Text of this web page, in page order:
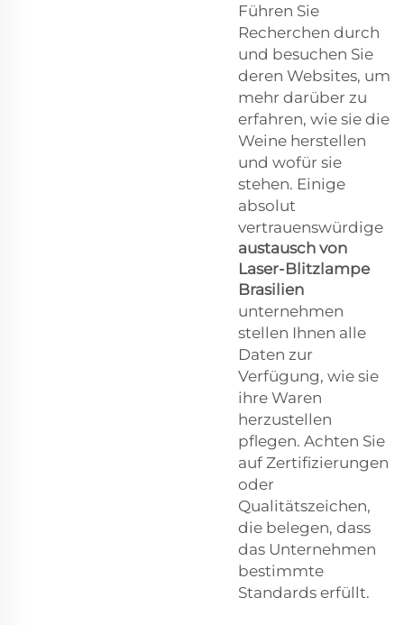
Führen Sie
Recherchen durch
und besuchen Sie
deren Websites, um
mehr darüber zu
erfahren, wie sie die
Weine herstellen
und wofür sie
stehen. Einige
absolut
vertrauenswürdige
austausch von
Laser-Blitzlampe
Brasilien
unternehmen
stellen Ihnen alle
Daten zur
Verfügung, wie sie
ihre Waren
herzustellen
pflegen. Achten Sie
auf Zertifizierungen
oder
Qualitätszeichen,
die belegen, dass
das Unternehmen
bestimmte
Standards erfüllt.